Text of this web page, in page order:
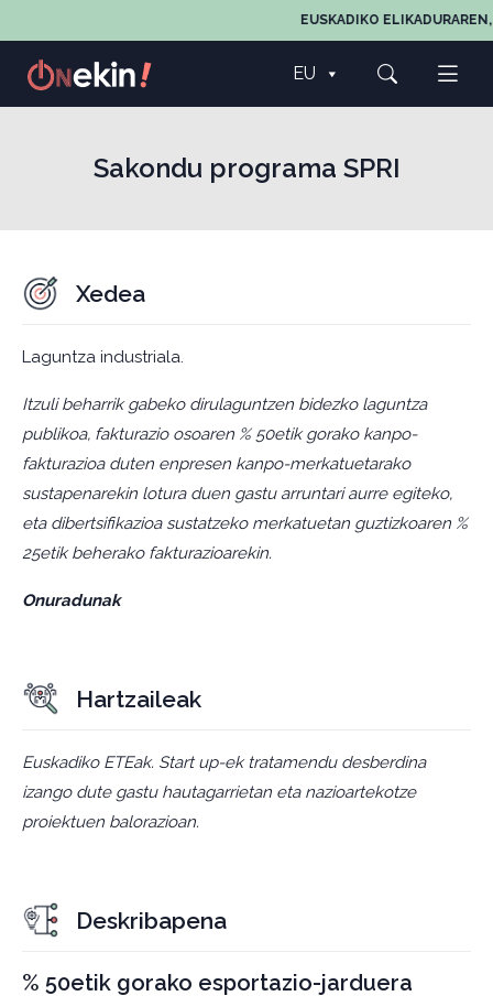
EUSKADIKO ELIKADURAREN,
EU
Sakondu programa SPRI
Xedea
Laguntza industriala.
Itzuli beharrik gabeko dirulaguntzen bidezko laguntza
publikoa, fakturazio osoaren % 50etik gorako kanpo-
fakturazioa duten enpresen kanpo-merkatuetarako
sustapenarekin lotura duen gastu arruntari aurre egiteko,
eta dibertsifikazioa sustatzeko merkatuetan guztizkoaren %
25etik beherako fakturazioarekin.
Onuradunak
Hartzaileak
Euskadiko ETEak. Start up-ek tratamendu desberdina
izango dute gastu hautagarrietan eta nazioartekotze
proiektuen balorazioan.
Deskribapena
% 50etik gorako esportazio-jarduera